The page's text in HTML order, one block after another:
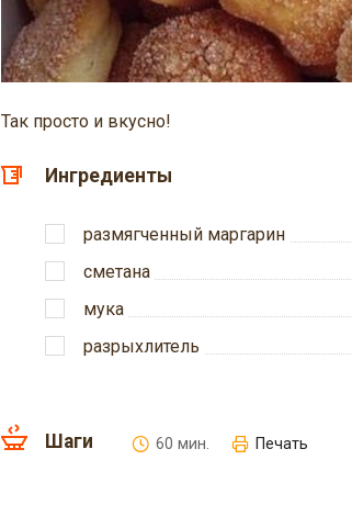
Так просто и вкусно!
Ингредиенты
рaзмягченный маргарин
сметана
мука
разрыхлитель
Шаги 60 мин. Печать